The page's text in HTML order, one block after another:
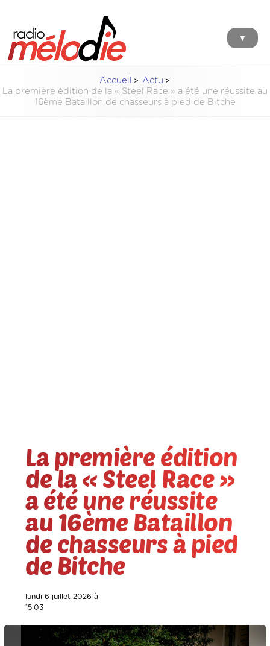
▼
Accueil
Actu
La première édition de la « Steel Race » a été une réussite au
16ème Bataillon de chasseurs à pied de Bitche
La première édition
de la « Steel Race »
a été une réussite
au 16ème Bataillon
de chasseurs à pied
de Bitche
lundi 6 juillet 2026 à
15:03